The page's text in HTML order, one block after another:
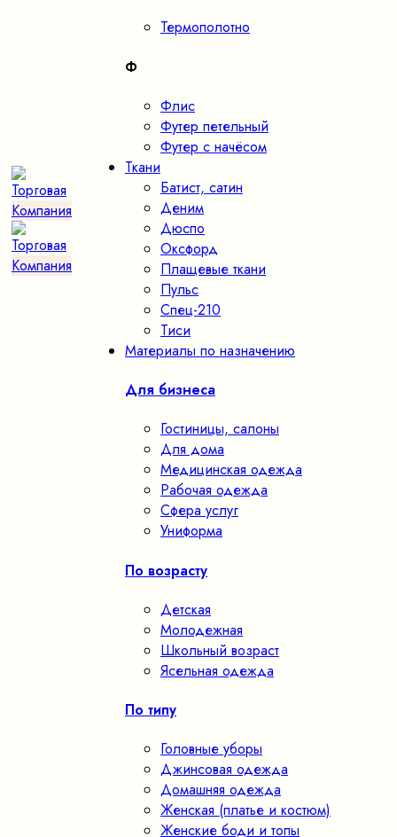
Термополотно
Ф
Флис
Футер петельный
Футер с начёсом
Ткани
Батист, сатин
Деним
Дюспо
Оксфорд
Плащевые ткани
Пульс
Спец-210
Тиси
Материалы по назначению
Для бизнеса
Гостиницы, салоны
Для дома
Медицинская одежда
Рабочая одежда
Сфера услуг
Униформа
По возрасту
Детская
Молодежная
Школьный возраст
Ясельная одежда
По типу
Головные уборы
Джинсовая одежда
Домашняя одежда
Женская (платье и костюм)
Женские боди и топы